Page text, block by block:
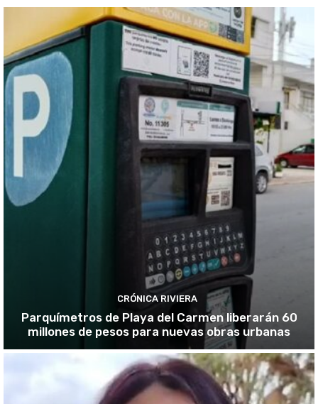
CRÓNICA RIVIERA
Parquímetros de Playa del Carmen liberarán 60
millones de pesos para nuevas obras urbanas